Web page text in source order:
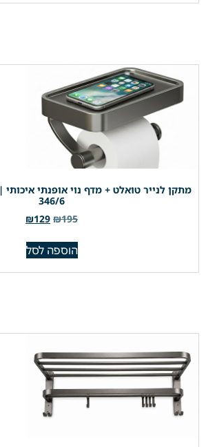
מתקן לנייר טואלט + מדף נוי אופנתי
346/6
₪195
₪129
הוספה לסל